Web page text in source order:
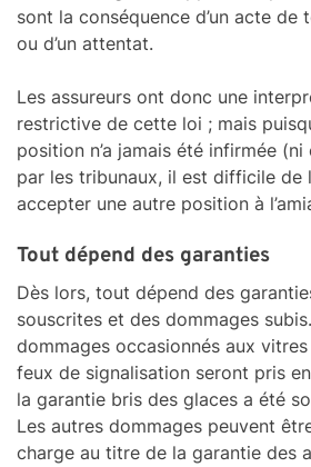
sont la conséquence d’un acte de
ou d’un attentat.
Les assureurs ont donc une
restrictive de cette loi ; mais
position n’a jamais été infirmée (ni
par les tribunaux, il est difficile de
accepter une autre position à
Tout dépend des garanties
Dès lors, tout dépend des
souscrites et des dommages
dommages occasionnés aux
feux de signalisation seront pris
la garantie bris des glaces a été
Les autres dommages peuvent
charge au titre de la garantie des